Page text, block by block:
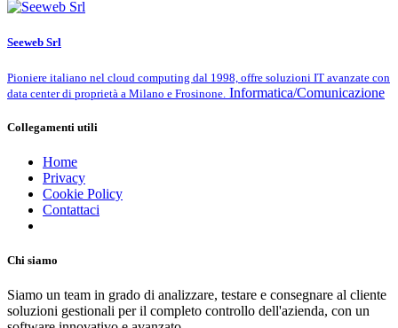
Seeweb Srl
Pioniere italiano nel cloud computing dal 1998, offre soluzioni IT avanzate con
data center di proprietà a Milano e Frosinone. Informatica/Comunicazione
Collegamenti utili
Home
Privacy
Cookie Policy
Contattaci
Chi siamo
Siamo un team in grado di analizzare, testare e consegnare al cliente
soluzioni gestionali per il completo controllo dell'azienda, con un